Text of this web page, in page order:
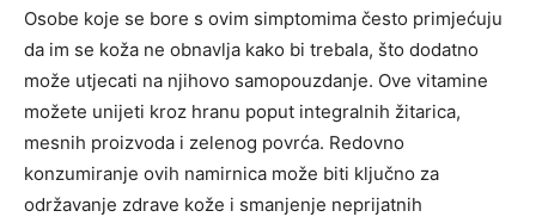
Osobe koje se bore s ovim simptomima često primjećuju
da im se koža ne obnavlja kako bi trebala, što dodatno
može utjecati na njihovo samopouzdanje. Ove vitamine
možete unijeti kroz hranu poput integralnih žitarica,
mesnih proizvoda i zelenog povrća. Redovno
konzumiranje ovih namirnica može biti ključno za
održavanje zdrave kože i smanjenje neprijatnih